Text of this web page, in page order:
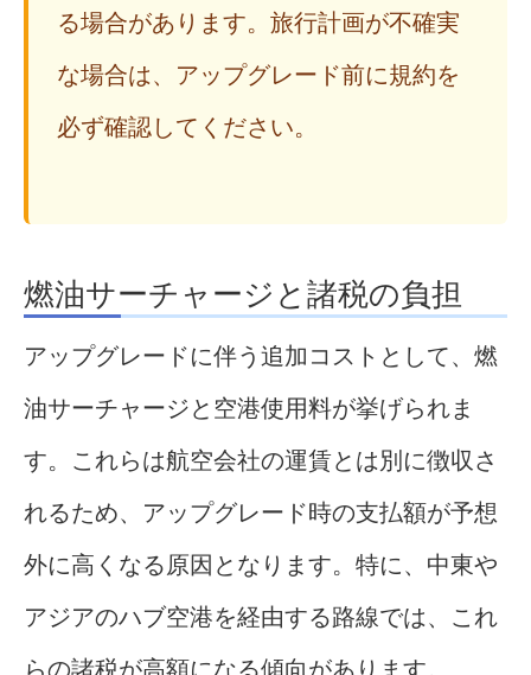
る場合があります。旅行計画が不確実
な場合は、アップグレード前に規約を
必ず確認してください。
燃油サーチャージと諸税の負担
アップグレードに伴う追加コストとして、燃
油サーチャージと空港使用料が挙げられま
す。これらは航空会社の運賃とは別に徴収さ
れるため、アップグレード時の支払額が予想
外に高くなる原因となります。特に、中東や
アジアのハブ空港を経由する路線では、これ
らの諸税が高額になる傾向があります。